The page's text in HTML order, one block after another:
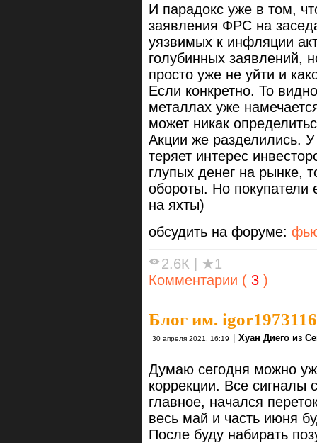
И парадокс уже в том,
заявления ФРС на
уязвимых к инфляции
голубинных заявлений,
просто уже не уйти и
Если конкретно. То
металлах уже
может никак
Акции же разделились.
теряет интерес
глупых денег на рынке,
обороты. Но
на яхты)
обсудить на форуме:
2.6К
★1
Комментарии ( 3 )
Блог им. igor1973116
30 апреля 2021, 16:19 Хуан Диего из
Думаю сегодня можно
коррекции. Все сигналы
главное, начался
весь май и часть июня
После буду набирать